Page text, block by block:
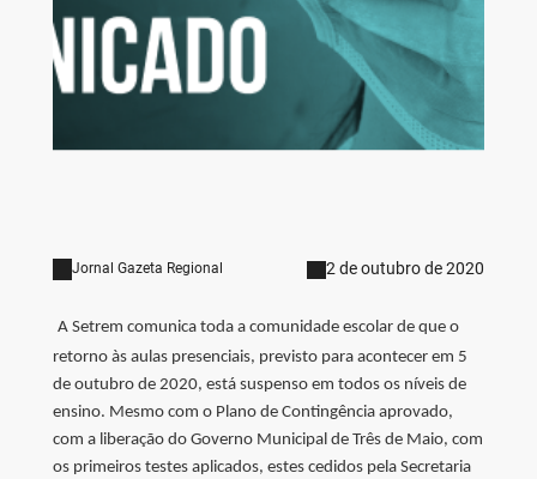
Jornal Gazeta Regional 2 de outubro de 2020
A Setrem comunica toda a comunidade escolar de que o
retorno às aulas presenciais, previsto para acontecer em 5
de outubro de 2020, está suspenso em todos os níveis de
ensino. Mesmo com o Plano de Contingência aprovado,
com a liberação do Governo Municipal de Três de Maio, com
os primeiros testes aplicados, estes cedidos pela Secretaria